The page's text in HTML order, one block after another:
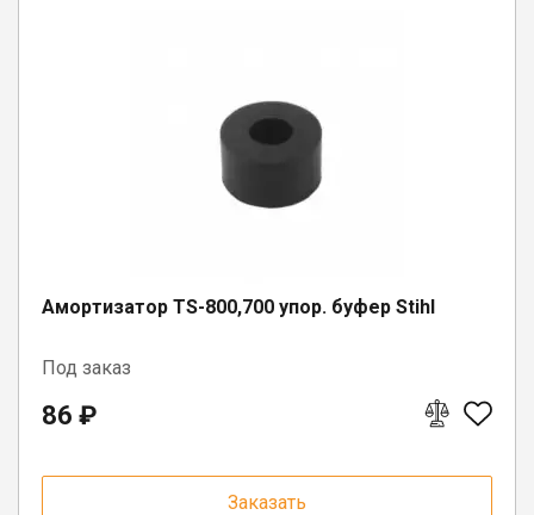
Амортизатор TS-800,700 упор. буфер Stihl
Под заказ
86 ₽
Заказать